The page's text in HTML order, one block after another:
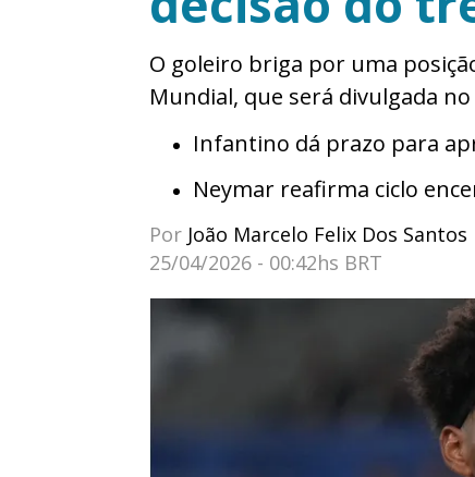
O goleiro briga por uma
Mundial, que será divulgada
Infantino dá prazo para
Neymar reafirma ciclo
Por João Marcelo Felix Dos Santos
25/04/2026 - 00:42hs BRT